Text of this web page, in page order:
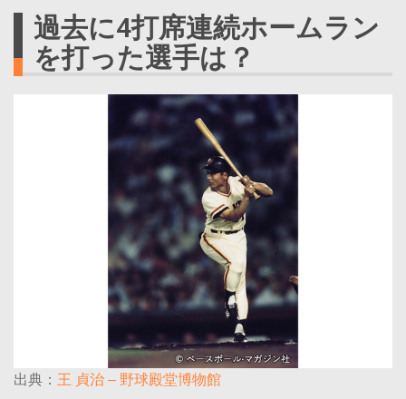
過去に4打席連続ホームラン
を打った選手は？
出典： 王 貞治 – 野球殿堂博物館